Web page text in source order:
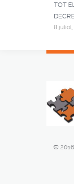
TOT
8 juliol,
© 2016